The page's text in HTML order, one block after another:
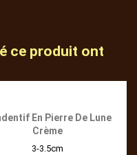
ce produit ont
En Pierre De Lune
Crème
3-3.5cm